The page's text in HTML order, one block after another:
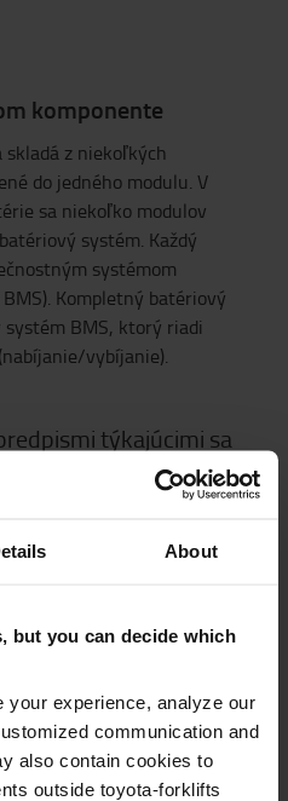
About
but you can decide which
your experience, analyze our
communication and
also contain cookies to
outside toyota-forklifts
komponente
z niekoľkých
do jedného modulu. V
sa niekoľko modulov
systém. Každý
systémom
Kompletný batériový
BMS, ktorý riadi
vybíjanie).
týkajúcimi sa
dodávané s
manipulácii, ktoré
bezpečnú manipuláciu a
naše výrobky obsahujúce
skladové vozíky >
čelné vysokozdvižné